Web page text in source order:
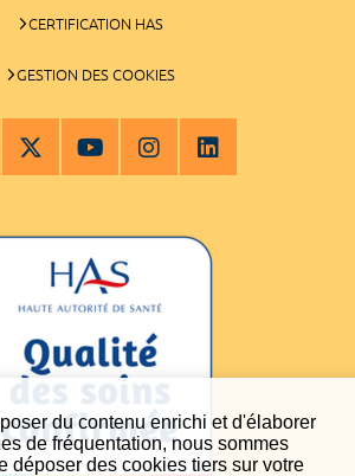
du contenu enrichi et d'élaborer
de fréquentation, nous sommes
déposer des cookies tiers sur votre
CERTIFICATION HAS
GESTION DES COOKIES